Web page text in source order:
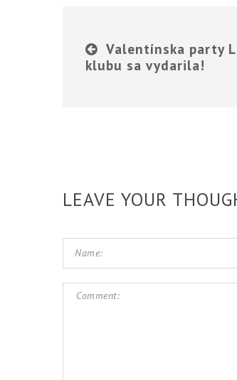
Valentínska party
klubu sa vydarila!
LEAVE YOUR